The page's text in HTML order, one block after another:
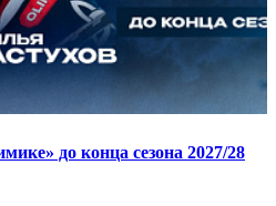
до конца сезона 2027/28